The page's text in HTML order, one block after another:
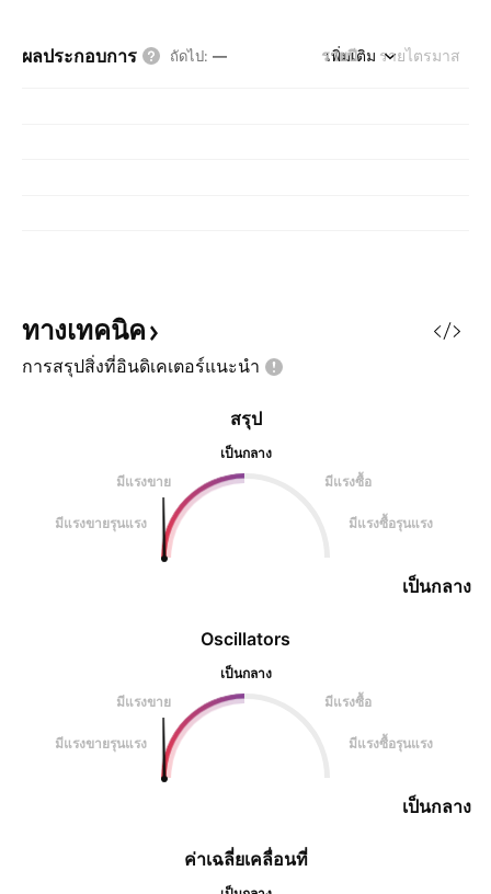
ผลประกอบการ ถัดไป: — รายปี รายไตรมาส
เพิ่มเติม
ทางเทคนิค
การสรุปสิ่งที่อินดิเคเตอร์แนะนำ
Oscillators
เป็นกลาง
มีแรงขาย
มีแรงซื้อ
มีแรงขายรุนแรง มีแรงซื้อรุนแรง
เป็นกลาง
สรุป
เป็นกลาง
มีแรงขาย
มีแรงซื้อ
มีแรงขายรุนแรง มีแรงซื้อรุนแรง
เป็นกลาง
ค่าเฉลี่ยเคลื่อนที่